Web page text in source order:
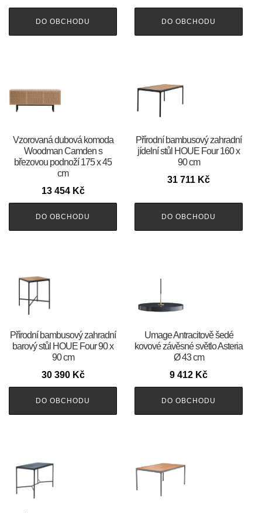
DO OBCHODU DO OBCHODU
Vzorovaná dubová komoda
Woodman Camden s
březovou podnoží 175 x 45
cm
13 454 Kč
DO OBCHODU
Přírodní bambusový zahradní
jídelní stůl HOUE Four 160 x
90 cm
31 711 Kč
DO OBCHODU
Přírodní bambusový zahradní
barový stůl HOUE Four 90 x
90 cm
30 390 Kč
DO OBCHODU
Umage Antracitově šedé
kovové závěsné světlo Asteria
Ø 43 cm
9 412 Kč
DO OBCHODU